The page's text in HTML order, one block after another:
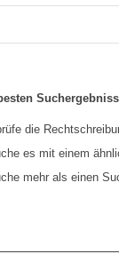
die
es mit einem
mehr als einen